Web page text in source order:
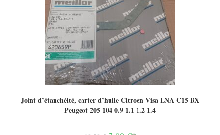
Joint d’étanchéité, carter d’huile Citroen Visa LNA C15 BX
Peugeot 205 104 0.9 1.1 1.2 1.4